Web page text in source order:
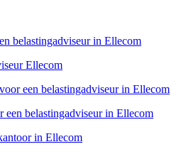
belastingadviseur in Ellecom
Ellecom
een belastingadviseur in Ellecom
een belastingadviseur in Ellecom
in Ellecom